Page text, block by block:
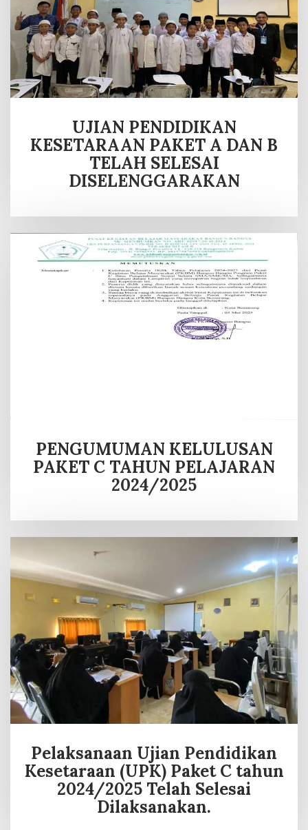
UJIAN PENDIDIKAN
KESETARAAN PAKET A DAN B
TELAH SELESAI
DISELENGGARAKAN
PENGUMUMAN KELULUSAN
PAKET C TAHUN PELAJARAN
2024/2025
Pelaksanaan Ujian Pendidikan
Kesetaraan (UPK) Paket C tahun
2024/2025 Telah Selesai
Dilaksanakan.